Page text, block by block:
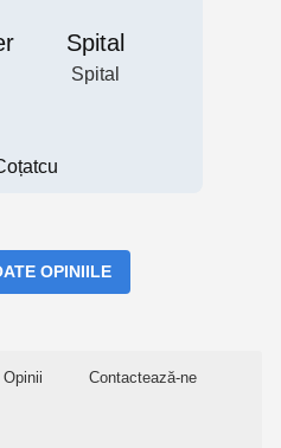
Spital
Spital
OPINIILE
Opinii Contactează-ne